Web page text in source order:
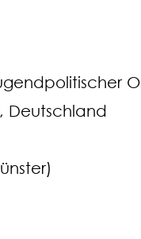
Deutschland